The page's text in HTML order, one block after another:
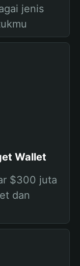
jenis
Wallet
$300 juta
dan